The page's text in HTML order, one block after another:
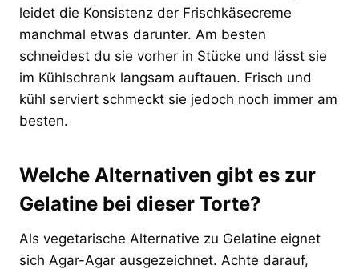
leidet die Konsistenz der Frischkäsecreme
manchmal etwas darunter. Am besten
schneidest du sie vorher in Stücke und lässt sie
im Kühlschrank langsam auftauen. Frisch und
kühl serviert schmeckt sie jedoch noch immer am
besten.
Welche Alternativen gibt es zur
Gelatine bei dieser Torte?
Als vegetarische Alternative zu Gelatine eignet
sich Agar-Agar ausgezeichnet. Achte darauf,